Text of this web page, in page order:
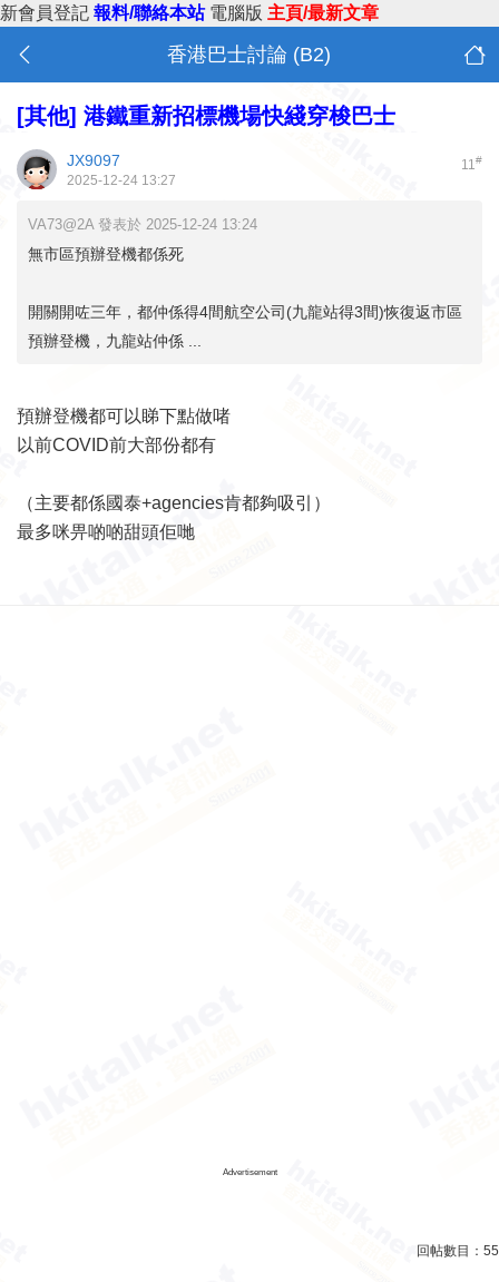
新會員登記 報料/聯絡本站 電腦版 主頁/最新文章
香港巴士討論 (B2)
[其他] 港鐵重新招標機場快綫穿梭巴士
11#
JX9097
2025-12-24 13:27
VA73@2A 發表於 2025-12-24 13:24
無市區預辦登機都係死
開關開咗三年，都仲係得4間航空公司(九龍站得3間)恢復返市區
預辦登機，九龍站仲係 ...
預辦登機都可以睇下點做啫
以前COVID前大部份都有
（主要都係國泰+agencies肯都夠吸引）
最多咪畀啲啲甜頭佢哋
Advertisement
回帖數目： 55